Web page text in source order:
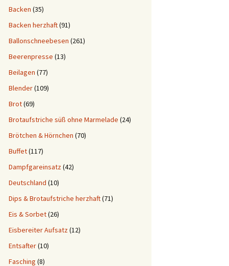
Backen (35)
Backen herzhaft(91)
Ballonschneebesen (261)
Beerenpresse (13)
Beilagen (77)
Blender(109)
Brot(69)
Brotaufstriche süß ohne Marmelade (24)
Brötchen & Hörnchen (70)
Buffet(117)
Dampfgareinsatz(42)
Deutschland (10)
Dips & Brotaufstriche herzhaft(71)
Eis & Sorbet(26)
Eisbereiter Aufsatz(12)
Entsafter(10)
Fasching (8)